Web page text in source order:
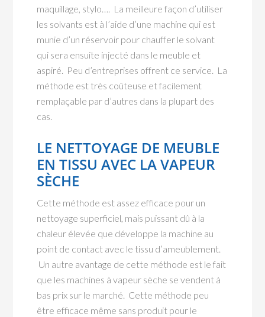
maquillage, stylo…. La meilleure façon d’utiliser
les solvants est à l’aide d’une machine qui est
munie d’un réservoir pour chauffer le solvant
qui sera ensuite injecté dans le meuble et
aspiré. Peu d’entreprises offrent ce service. La
méthode est très coûteuse et facilement
remplaçable par d’autres dans la plupart des
cas.
LE NETTOYAGE DE MEUBLE
EN TISSU AVEC LA VAPEUR
SÈCHE
Cette méthode est assez efficace pour un
nettoyage superficiel, mais puissant dû à la
chaleur élevée que développe la machine au
point de contact avec le tissu d’ameublement.
Un autre avantage de cette méthode est le fait
que les machines à vapeur sèche se vendent à
bas prix sur le marché. Cette méthode peu
être efficace même sans produit pour le